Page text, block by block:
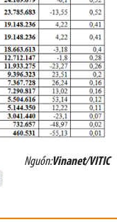
Nguồn:Vinanet/VITIC